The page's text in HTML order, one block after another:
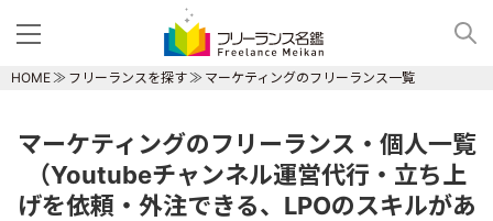
HOME フリーランスを探す マーケティングのフリーランス一覧
マーケティングのフリーランス・個人一覧
（Youtubeチャンネル運営代行・立ち上
げを依頼・外注できる、LPOのスキルがあ